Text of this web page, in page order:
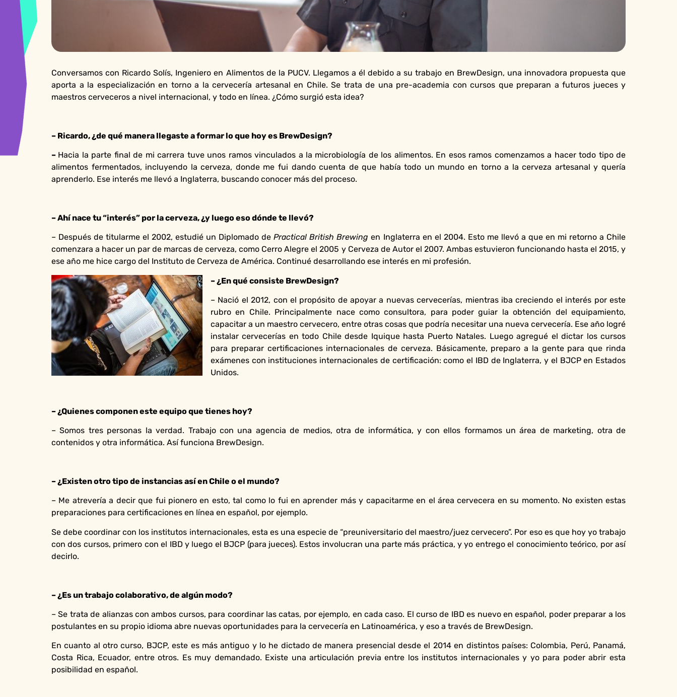
Conversamos con Ricardo Solís, Ingeniero en Alimentos de la PUCV. Llegamos a él debido a su trabajo en BrewDesign, una innovadora propuesta que
aporta a la especialización en torno a la cervecería artesanal en Chile. Se trata de una pre-academia con cursos que preparan a futuros jueces y
maestros cerveceros a nivel internacional, y todo en línea. ¿Cómo surgió esta idea?
– Ricardo, ¿de qué manera llegaste a formar lo que hoy es BrewDesign?
– Hacia la parte final de mi carrera tuve unos ramos vinculados a la microbiología de los alimentos. En esos ramos comenzamos a hacer todo tipo de
alimentos fermentados, incluyendo la cerveza, donde me fui dando cuenta de que había todo un mundo en torno a la cerveza artesanal y quería
aprenderlo. Ese interés me llevó a Inglaterra, buscando conocer más del proceso.
– Ahí nace tu “interés” por la cerveza, ¿y luego eso dónde te llevó?
– Después de titularme el 2002, estudié un Diplomado dePractical British Brewing en Inglaterra en el 2004. Esto me llevó a que en mi retorno a Chile
comenzara a hacer un par de marcas de cerveza, como Cerro Alegre el 2005 y Cerveza de Autor el 2007. Ambas estuvieron funcionando hasta el 2015, y
ese año me hice cargo del Instituto de Cerveza de América. Continué desarrollando ese interés en mi profesión.
– ¿En qué consiste BrewDesign?
– Nació el 2012, con el propósito de apoyar a nuevas cervecerías, mientras iba creciendo el interés por este
rubro en Chile. Principalmente nace como consultora, para poder guiar la obtención del equipamiento,
capacitar a un maestro cervecero, entre otras cosas que podría necesitar una nueva cervecería. Ese año logré
instalar cervecerías en todo Chile desde Iquique hasta Puerto Natales. Luego agregué el dictar los cursos
para preparar certificaciones internacionales de cerveza. Básicamente, preparo a la gente para que rinda
exámenes con instituciones internacionales de certificación: como el IBD de Inglaterra, y el BJCP en Estados
Unidos.
– ¿Quienes componen este equipo que tienes hoy?
– Somos tres personas la verdad. Trabajo con una agencia de medios, otra de informática, y con ellos formamos un área de marketing, otra de
contenidos y otra informática. Así funciona BrewDesign.
– ¿Existen otro tipo de instancias así en Chile o el mundo?
– Me atrevería a decir que fui pionero en esto, tal como lo fui en aprender más y capacitarme en el área cervecera en su momento. No existen estas
preparaciones para certificaciones en línea en español, por ejemplo.
Se debe coordinar con los institutos internacionales, esta es una especie de “preuniversitario del maestro/juez cervecero”. Por eso es que hoy yo trabajo
con dos cursos, primero con el IBD y luego el BJCP (para jueces). Estos involucran una parte más práctica, y yo entrego el conocimiento teórico, por así
decirlo.
– ¿Es un trabajo colaborativo, de algún modo?
– Se trata de alianzas con ambos cursos, para coordinar las catas, por ejemplo, en cada caso. El curso de IBD es nuevo en español, poder preparar a los
postulantes en su propio idioma abre nuevas oportunidades para la cervecería en Latinoamérica, y eso a través de BrewDesign.
En cuanto al otro curso, BJCP, este es más antiguo y lo he dictado de manera presencial desde el 2014 en distintos países: Colombia, Perú, Panamá,
Costa Rica, Ecuador, entre otros. Es muy demandado. Existe una articulación previa entre los institutos internacionales y yo para poder abrir esta
posibilidad en español.